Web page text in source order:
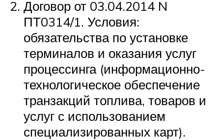
Договор от 03.04.2014 N
ПТ0314/1. Условия:
обязательства по установке
терминалов и оказания услуг
процессинга (информационно-
технологическое обеспечение
транзакций топлива, товаров и
услуг с использованием
специализированных карт).